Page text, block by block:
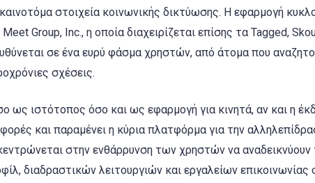
στοιχεία κοινωνικής δικτύωσης. Η εφαρμογή
Group, Inc., η οποία διαχειρίζεται επίσης τα Tagged,
σε ένα ευρύ φάσμα χρηστών, από άτομα που
σχέσεις.
ως ιστότοπος όσο και ως εφαρμογή για κινητά, αν και η
και παραμένει η κύρια πλατφόρμα για την
στην ενθάρρυνση των χρηστών να
διαδραστικών λειτουργιών και εργαλείων επικοινωνίας